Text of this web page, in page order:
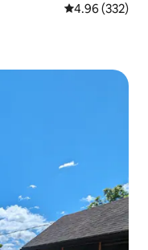
レビュー332
4.96 (332)